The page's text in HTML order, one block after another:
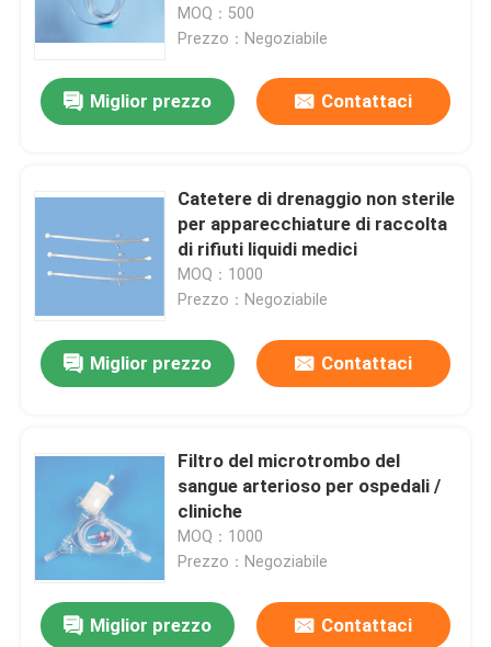
MOQ：500
Prezzo：Negoziabile
Miglior prezzo Contattaci
Catetere di drenaggio non sterile
per apparecchiature di raccolta
di rifiuti liquidi medici
MOQ：1000
Prezzo：Negoziabile
Miglior prezzo Contattaci
Filtro del microtrombo del
sangue arterioso per ospedali /
cliniche
MOQ：1000
Prezzo：Negoziabile
Miglior prezzo Contattaci